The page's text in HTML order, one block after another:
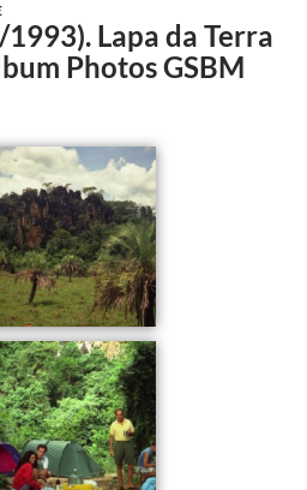
Lapa da Terra
Photos GSBM